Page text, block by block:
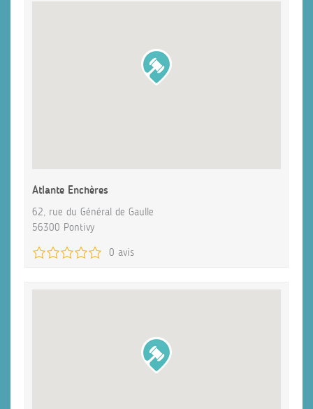
Atlante Enchères
62, rue du Général de Gaulle
56300 Pontivy
0 avis